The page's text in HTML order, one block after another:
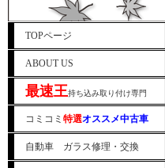
TOPページ
ABOUT US
最速王持ち込み取り付け専門
コミコミ 特選オススメ中古車
自動車 ガラス修理・交換